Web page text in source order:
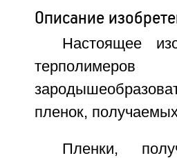
Описание
Настоящее
пленок,
Пленки,